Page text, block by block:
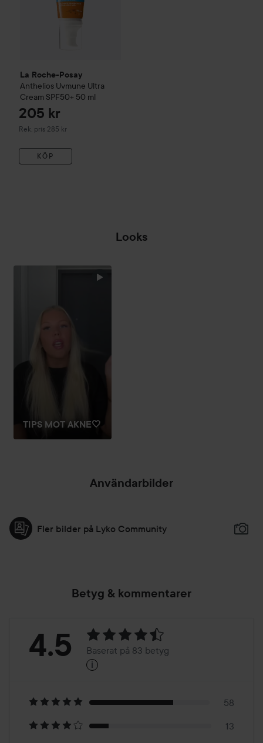
La Roche-Posay
Anthelios Uvmune Ultra
Cream SPF50+ 50 ml
205 kr
Rek. pris 285 kr
Rekommenderat pris 285 kr
KÖP
Looks
HOPPA ÖVER SEKTIONEN
TIPS MOT AKNE🤍
Användarbilder
Fler bilder på Lyko Community
Betyg & kommentarer
Betyg:
Baserat
på
4.5 Baserat på 83 betyg
i
58
13